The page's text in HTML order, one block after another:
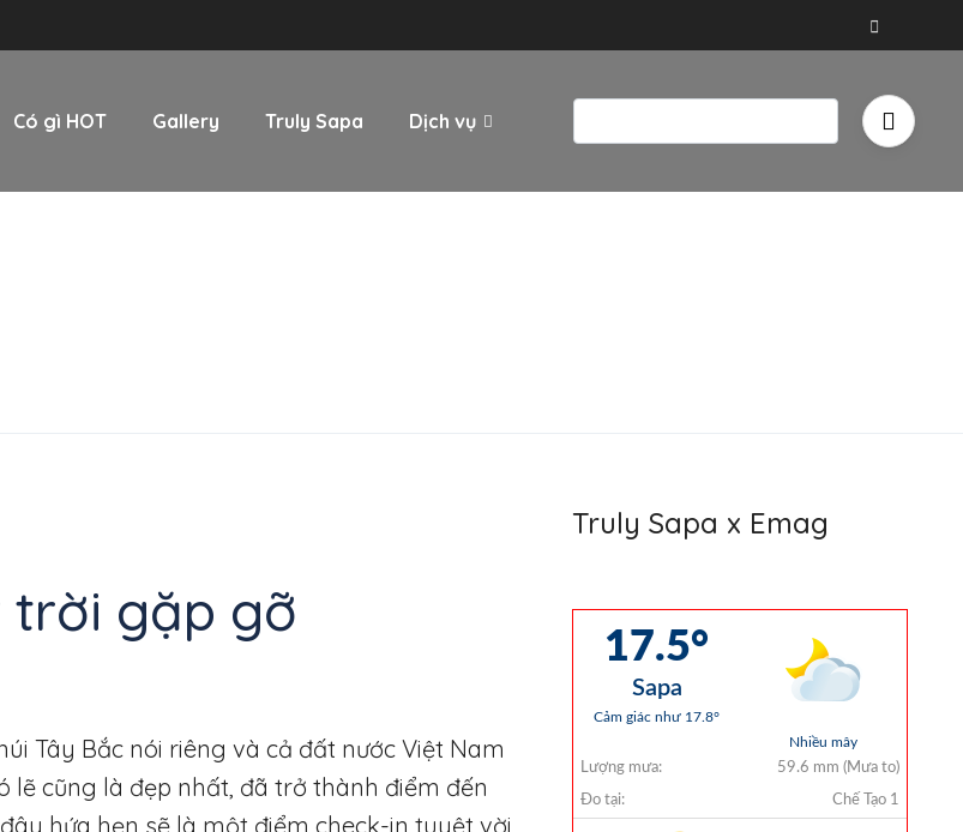
Có gì HOT Gallery Truly Sapa Dịch vụ
trời gặp gỡ
Tây Bắc nói riêng và cả đất nước Việt Nam
lẽ cũng là đẹp nhất, đã trở thành điểm đến
hứa hẹn sẽ là một điểm check-in tuyệt vời
Truly Sapa x Emag